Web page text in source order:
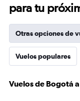
para tu
Otras opciones de
Vuelos populares
Vuelos de Bogotá